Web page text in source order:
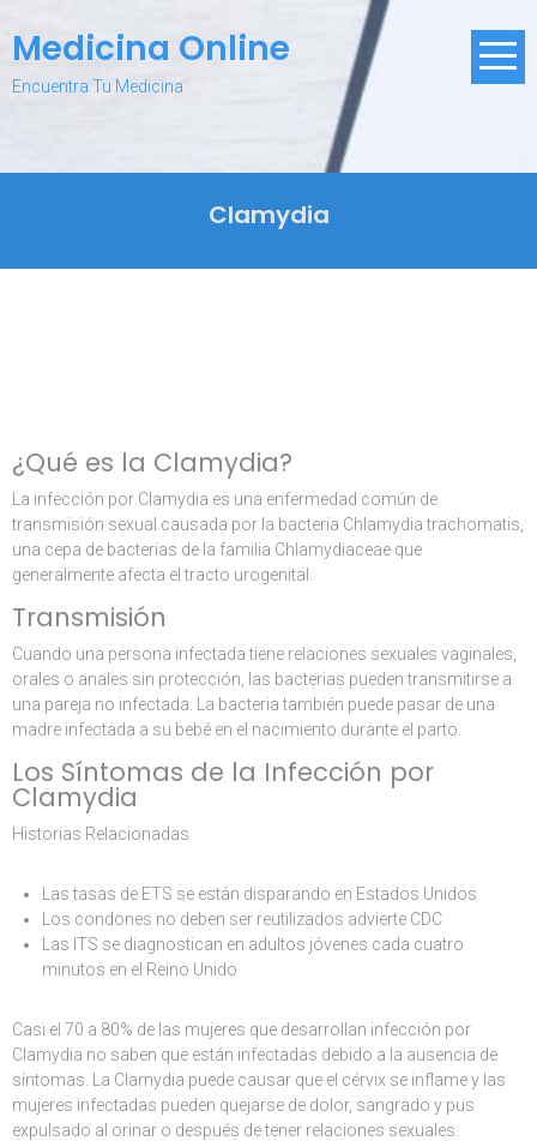
content
Medicina Online
Encuentra Tu Medicina
Clamydia
¿Qué es la Clamydia?
La infección por Clamydia es una enfermedad común de
transmisión sexual causada por la bacteria Chlamydia trachomatis,
una cepa de bacterias de la familia Chlamydiaceae que
generalmente afecta el tracto urogenital.
Transmisión
Cuando una persona infectada tiene relaciones sexuales vaginales,
orales o anales sin protección, las bacterias pueden transmitirse a
una pareja no infectada. La bacteria también puede pasar de una
madre infectada a su bebé en el nacimiento durante el parto.
Los Síntomas de la Infección por
Clamydia
Historias Relacionadas
Las tasas de ETS se están disparando en Estados Unidos
Los condones no deben ser reutilizados advierte CDC
Las ITS se diagnostican en adultos jóvenes cada cuatro
minutos en el Reino Unido
Casi el 70 a 80% de las mujeres que desarrollan infección por
Clamydia no saben que están infectadas debido a la ausencia de
síntomas. La Clamydia puede causar que el cérvix se inflame y las
mujeres infectadas pueden quejarse de dolor, sangrado y pus
expulsado al orinar o después de tener relaciones sexuales.